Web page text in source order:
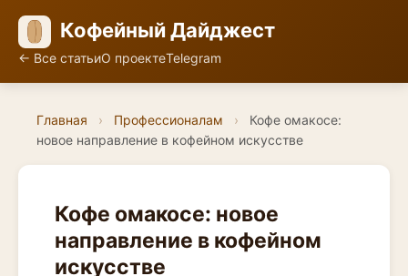
Кофейный Дайджест
← Все статьиО проектеTelegram
Главная › Профессионалам ›
Кофе омакосе:
новое направление в кофейном искусстве
Кофе омакосе: новое
направление в кофейном
искусстве